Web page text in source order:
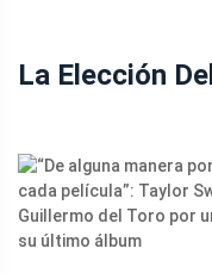
La Elección